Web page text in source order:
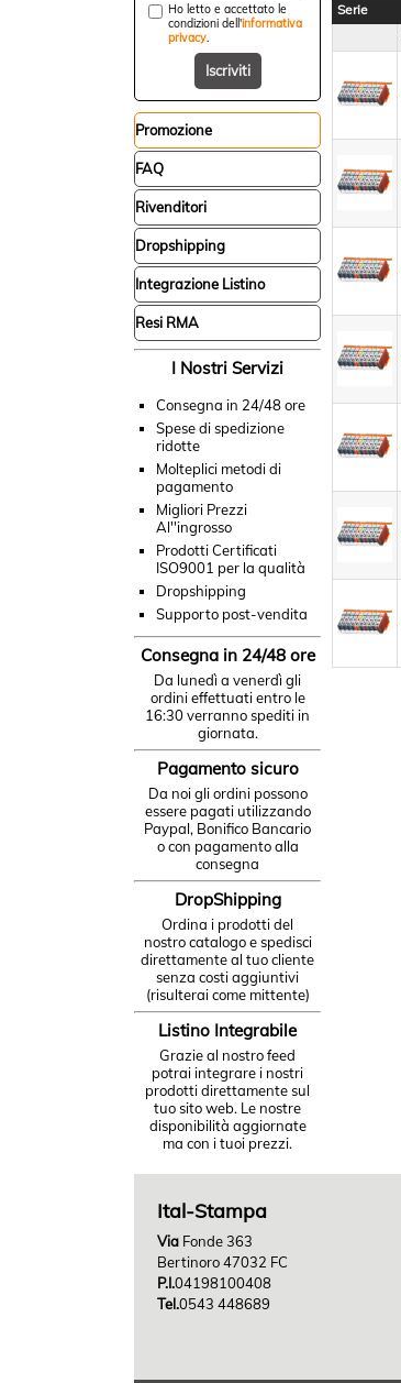
Ho letto e accettato le
condizioni dell'informativa
privacy.
Promozione
FAQ
Rivenditori
Dropshipping
Integrazione Listino
Resi RMA
I Nostri Servizi
Consegna in 24/48 ore
Spese di spedizione
ridotte
Molteplici metodi di
pagamento
Migliori Prezzi
Al''ingrosso
Prodotti Certificati
ISO9001 per la qualità
Dropshipping
Supporto post-vendita
Consegna in 24/48 ore
Da lunedì a venerdì gli
ordini effettuati entro le
16:30 verranno spediti in
giornata.
Pagamento sicuro
Da noi gli ordini possono
essere pagati utilizzando
Paypal, Bonifico Bancario
o con pagamento alla
consegna
DropShipping
Ordina i prodotti del
nostro catalogo e spedisci
direttamente al tuo cliente
senza costi aggiuntivi
(risulterai come mittente)
Listino Integrabile
Grazie al nostro feed
potrai integrare i nostri
prodotti direttamente sul
tuo sito web. Le nostre
disponibilità aggiornate
ma con i tuoi prezzi.
Serie
Ital-Stampa
Via Fonde 363
Bertinoro 47032 FC
P.I.04198100408
Tel.0543 448689